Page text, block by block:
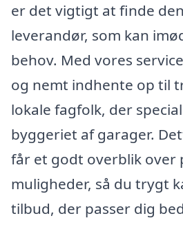
er det vigtigt at finde
leverandør, som kan
behov. Med vores
og nemt indhente op til
lokale fagfolk, der
byggeriet af garager.
får et godt overblik over
muligheder, så du trygt
tilbud, der passer dig